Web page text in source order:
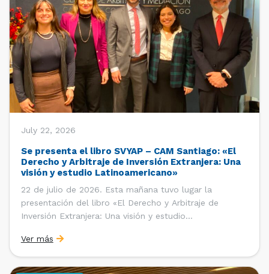
July 22, 2026
Se presenta el libro SVYAP – CAM Santiago: «El
Derecho y Arbitraje de Inversión Extranjera: Una
visión y estudio Latinoamericano»
22 de julio de 2026. Esta mañana tuvo lugar la
presentación del libro «El Derecho y Arbitraje de
Inversión Extranjera: Una visión y estudio
«Santiago Very Young Arbitration Practitioners»
(SVYAP), iniciativa que reúne a jóvenes profesionales
interesados en el arbitraje doméstico e internacional,
Ver más